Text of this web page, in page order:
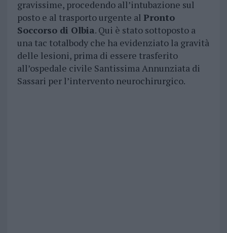
gravissime, procedendo all’intubazione sul
posto e al trasporto urgente al Pronto
Soccorso di Olbia. Qui è stato sottoposto a
una tac totalbody che ha evidenziato la gravità
delle lesioni, prima di essere trasferito
all’ospedale civile Santissima Annunziata di
Sassari per l’intervento neurochirurgico.